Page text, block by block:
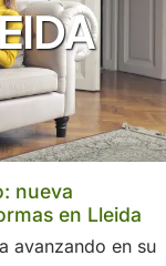
nueva
en Lleida
avanzando en su